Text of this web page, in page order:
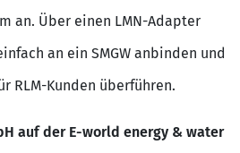
an. Über einen LMN-Adapter
an ein SMGW anbinden und
RLM-Kunden überführen.
auf der E-world energy & water